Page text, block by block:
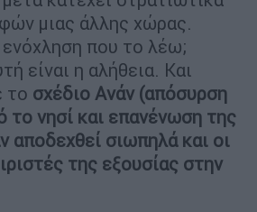
μιας άλλης χώρας.
που το λέω;
είναι η αλήθεια. Και
το σχέδιο Ανάν (απόσυρση
νησί και επανένωση της
αποδεχθεί σιωπηλά και οι
της εξουσίας στην